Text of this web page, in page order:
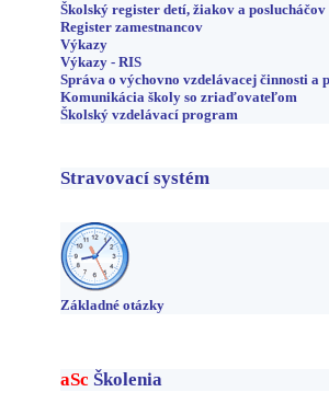
Školský register detí, žiakov a poslucháčov
Register zamestnancov
Výkazy
Výkazy - RIS
Správa o výchovno vzdelávacej činnosti a
Komunikácia školy so zriaďovateľom
Školský vzdelávací program
Stravovací systém
Základné otázky
aSc Školenia